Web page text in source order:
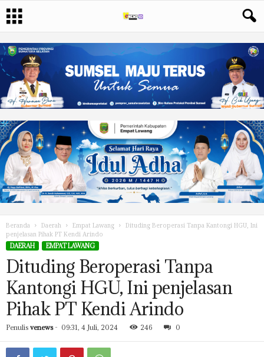
Beranda Daerah Empat Lawang
Dituding Beroperasi Tanpa Kantongi HGU, Ini
penjelasan Pihak PT Kendi Arindo
DAERAH EMPAT LAWANG
Dituding Beroperasi Tanpa
Kantongi HGU, Ini penjelasan
Pihak PT Kendi Arindo
Penulis venews- 09:31, 4 Juli, 2024 246 0